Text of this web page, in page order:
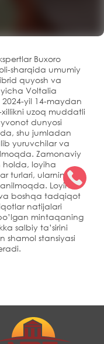
Buxoro
sharqida umumiy
quyosh va
Voltalia
yil 14-maydan
uzoq muddatli
dunyosi
shu jumladan
yuruvchilar va
Zamonaviy
loyiha
turlari, ularning
Loyiha
boshqa tadqiqot
natijalari
mintaqaning
salbiy ta’sirini
shamol stansiyasi